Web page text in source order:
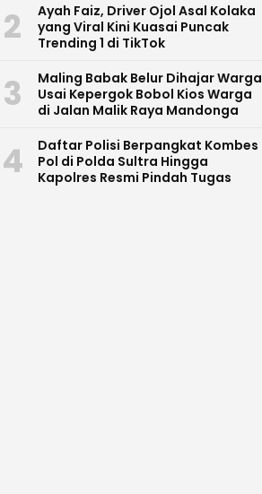
2
Ayah Faiz, Driver Ojol Asal Kolaka
yang Viral Kini Kuasai Puncak
Trending 1 di TikTok
3
Maling Babak Belur Dihajar Warga
Usai Kepergok Bobol Kios Warga
di Jalan Malik Raya Mandonga
4
Daftar Polisi Berpangkat Kombes
Pol di Polda Sultra Hingga
Kapolres Resmi Pindah Tugas